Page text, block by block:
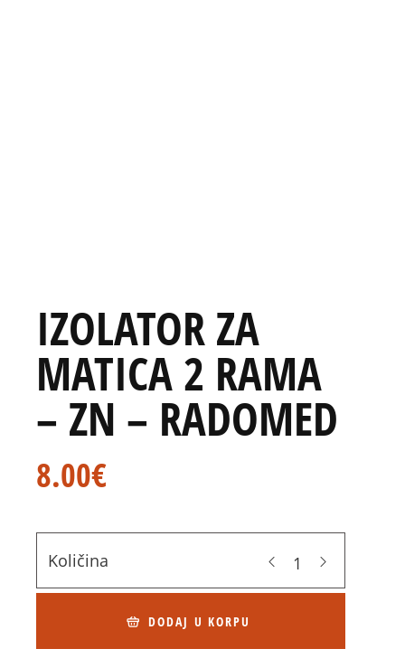
IZOLATOR ZA
MATICA 2 RAMA
– ZN – RADOMED
8.00€
Količina
DODAJ U KORPU